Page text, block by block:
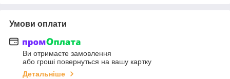
Умови оплати
Ви отримаєте замовлення
або гроші повернуться на вашу картку
Детальніше